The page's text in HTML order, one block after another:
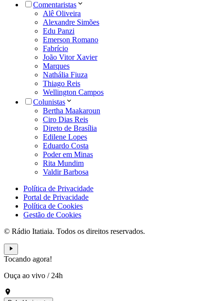
Comentaristas
Alê Oliveira
Alexandre Simões
Edu Panzi
Emerson Romano
Fabrício
João Vitor Xavier
Marques
Nathália Fiuza
Thiago Reis
Wellington Campos
Colunistas
Bertha Maakaroun
Ciro Dias Reis
Direto de Brasília
Edilene Lopes
Eduardo Costa
Poder em Minas
Rita Mundim
Valdir Barbosa
Política de Privacidade
Portal de Privacidade
Política de Cookies
Gestão de Cookies
© Rádio Itatiaia. Todos os direitos reservados.
Tocando agora!
Ouça ao vivo / 24h